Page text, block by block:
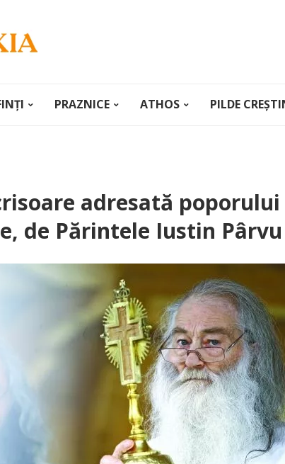
PRAZNICE ATHOS PILDE
adresată
de Părintele Iustin Pârvu